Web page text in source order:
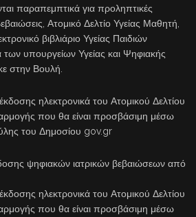
παραπεμπτικά για προληπτικές
Ατομικό Δελτίο Υγείας Μαθητή,
βιβλιάριο Υγείας Παιδιών
υπουργείων Υγείας και Ψηφιακής
στην Βουλή.
ηλεκτρονικά του Ατομικού Δελτίου
που θα είναι προσβάσιμη μέσω
του Δημοσίου gov.gr
ψηφιακών ιατρικών βεβαιώσεων από
ηλεκτρονικά του Ατομικού Δελτίου
που θα είναι προσβάσιμη μέσω